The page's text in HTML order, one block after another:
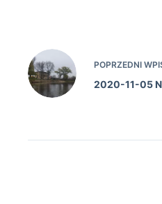
POPRZEDNI
2020-11-05